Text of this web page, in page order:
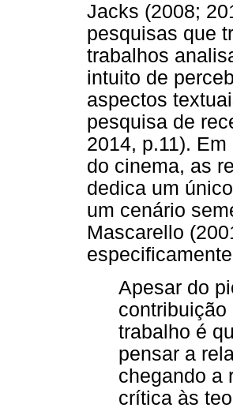
Jacks (2008;
pesquisas que
trabalhos
intuito de
aspectos
pesquisa de
2014, p.11).
do cinema, as
dedica um
um cenário
Mascarello
Apesar do
trabalho é
pensar a
chegando a
crítica às